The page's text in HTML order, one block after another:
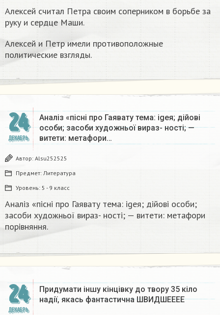
Алексей считал Петра своим соперником в борьбе за
руку и сердце Маши.
Алексей и Петр имели противоположные
политические взгляды.
24
ДЕКАБРЬ
Аналіз «пісні про Гаявату тема: igeя; дійові
особи; засоби художньої вираз- ності; —
витети: метафори…
Автор: Alsu252525
Предмет: Литература
Уровень: 5 - 9 класс
Аналіз «пісні про Гаявату тема: igeя; дійові особи;
засоби художньої вираз- ності; — витети: метафори
порівняння.​
24
ДЕКАБРЬ
Придумати іншу кінцівку до твору 35 кіло
надії, якась фантастична​ ШВИДШЕЕЕЕ